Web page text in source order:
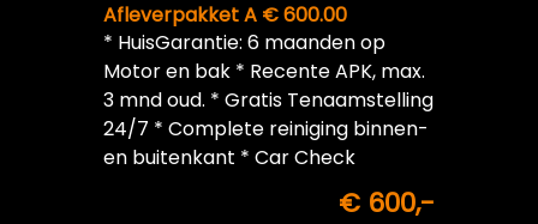
Afleverpakket A € 600.00
* HuisGarantie: 6 maanden op
Motor en bak * Recente APK, max.
3 mnd oud. * Gratis Tenaamstelling
24/7 * Complete reiniging binnen-
en buitenkant * Car Check
€ 600,-